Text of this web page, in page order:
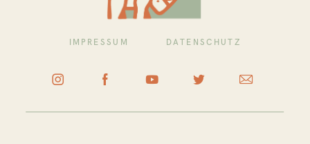
IMPRESSUM DATENSCHUTZ